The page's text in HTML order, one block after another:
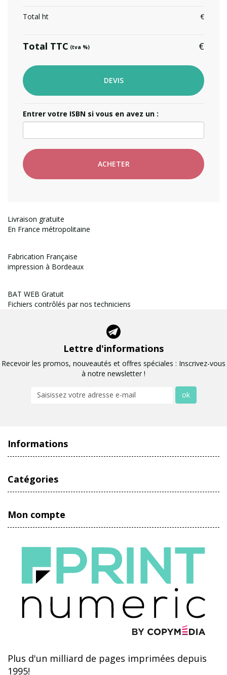
Total ht
Total TTC (tva )
DEVIS
Entrer votre ISBN si vous en avez un :
ACHETER
Livraison gratuite
En France métropolitaine
Fabrication Française
impression à Bordeaux
BAT WEB Gratuit
Fichiers contrôlés par nos techniciens
Lettre d'informations
Recevoir les promos, nouveautés et offres spéciales : Inscrivez-vous
à notre newsletter !
ok
Informations
Catégories
Mon compte
Plus d'un milliard de pages imprimées depuis
1995!